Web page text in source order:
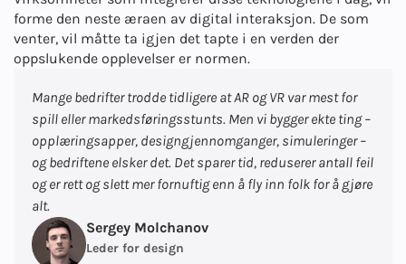
forme den neste æraen av digital interaksjon. De som
venter, vil måtte ta igjen det tapte i en verden der
oppslukende opplevelser er normen.
Mange bedrifter trodde tidligere at AR og VR var mest for
spill eller markedsføringsstunts. Men vi bygger ekte ting –
opplæringsapper, designgjennomganger, simuleringer –
og bedriftene elsker det. Det sparer tid, reduserer antall feil
og er rett og slett mer fornuftig enn å fly inn folk for å gjøre
alt.
Sergey Molchanov
Leder for design